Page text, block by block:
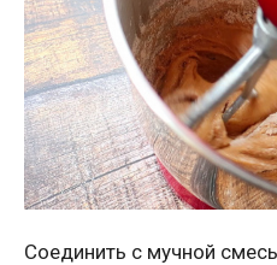
Соединить с мучной